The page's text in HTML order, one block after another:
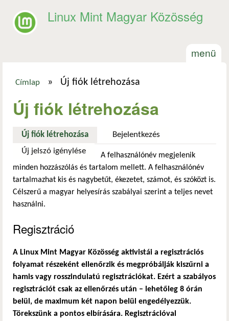
Linux Mint Magyar Közösség
menü
Jelenlegi hely
Címlap » Új fiók létrehozása
Új fiók létrehozása
Új fiók létrehozása (aktív fül)Bejelentkezés
Új jelszó igénylése
A felhasználónév megjelenik
minden hozzászólás és tartalom mellett. A felhasználónév
tartalmazhat kis és nagybetűt, ékezetet, számot, és szóközt is.
Célszerű a magyar helyesírás szabályai szerint a teljes nevet
használni.
Regisztráció
A Linux Mint Magyar Közösség aktivistái a regisztrációs
folyamat részeként ellenőrzik és megpróbálják kiszűrni a
hamis vagy rosszindulatú regisztrációkat. Ezért a szabályos
regisztrációt csak az ellenőrzés után – lehetőleg 8 órán
belül, de maximum két napon belül engedélyezzük.
Törekszünk a pontos elbírására. Regisztrációval